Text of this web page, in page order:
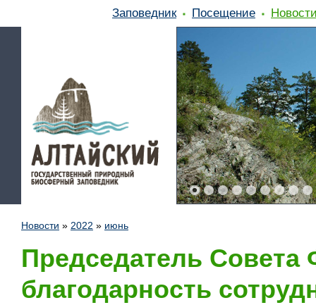
Заповедник Посещение
Новости » 2022 » июнь
Председатель
благодарность